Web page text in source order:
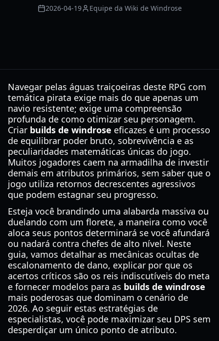
2026-04-19 Equipe da Wiki de Windrose
Navegar pelas águas traiçoeiras deste RPG com
temática pirata exige mais do que apenas um
navio resistente; exige uma compreensão
profunda de como otimizar seu personagem.
Criar builds de windrose eficazes é um processo
de equilibrar poder bruto, sobrevivência e as
peculiaridades matemáticas únicas do jogo.
Muitos jogadores caem na armadilha de investir
demais em atributos primários, sem saber que o
jogo utiliza retornos decrescentes agressivos
que podem estagnar seu progresso.
Esteja você brandindo uma alabarda massiva ou
duelando com um florete, a maneira como você
aloca seus pontos determinará se você afundará
ou nadará contra chefes de alto nível. Neste
guia, vamos detalhar as mecânicas ocultas de
escalonamento de dano, explicar por que os
acertos críticos são os reis indiscutíveis do meta
e fornecer modelos para as builds de windrose
mais poderosas que dominam o cenário de
2026. Ao seguir estas estratégias de
especialistas, você pode maximizar seu DPS sem
desperdiçar um único ponto de atributo.